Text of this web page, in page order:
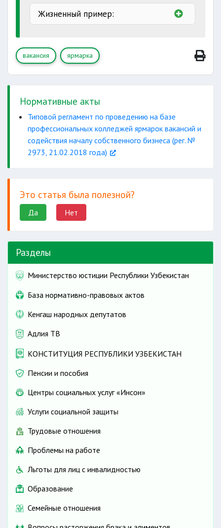
приносить на место проведения ярмарки
организациям
животными
интеллектуальную
Жизненный пример:
вакансия ярмарка
Нормативные акты
Типовой регламент по проведению на базе
профессиональных колледжей ярмарок вакансий и
содействия началу собственного бизнеса (рег. №
2973, 21.02.2018 года)
Это статья была полезной?
Да Нет
Разделы
Министерство юстиции Республики Узбекистан
База нормативно-правовых актов
Кенгаш народных депутатов
Адлия ТВ
КОНСТИТУЦИЯ РЕСПУБЛИКИ УЗБЕКИСТАН
Пенсии и пособия
Центры социальных услуг «Инсон»
Услуги социальной защиты
Трудовые отношения
Проблемы на работе
Льготы для лиц с инвалидностью
Образование
Семейные отношения